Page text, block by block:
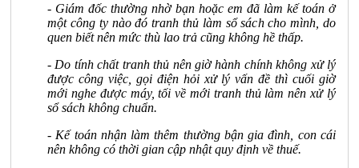
- Giám đốc thường nhờ bạn hoặc em đã làm kế toán ở
một công ty nào đó tranh thủ làm sổ sách cho mình, do
quen biết nên mức thù lao trả cũng không hề thấp.
- Do tính chất tranh thủ nên giờ hành chính không xử lý
được công việc, gọi điện hỏi xử lý vấn đề thì cuối giờ
mới nghe được máy, tối về mới tranh thủ làm nên xử lý
sổ sách không chuẩn.
- Kế toán nhận làm thêm thường bận gia đình, con cái
nên không có thời gian cập nhật quy định về thuế.